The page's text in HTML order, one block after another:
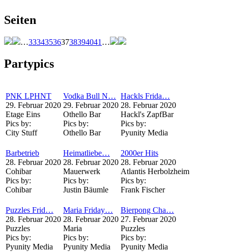
Seiten
…333435363738394041…
Partypics
PNK LPHNT
29. Februar 2020
Etage Eins
Pics by:
City Stuff
Vodka Bull N…
29. Februar 2020
Othello Bar
Pics by:
Othello Bar
Hackls Frida…
28. Februar 2020
Hackl's ZapfBar
Pics by:
Pyunity Media
Barbetrieb
28. Februar 2020
Cohibar
Pics by:
Cohibar
Heimatliebe…
28. Februar 2020
Mauerwerk
Pics by:
Justin Bäumle
2000er Hits
28. Februar 2020
Atlantis Herbolzheim
Pics by:
Frank Fischer
Puzzles Frid…
28. Februar 2020
Puzzles
Pics by:
Pyunity Media
Maria Friday…
28. Februar 2020
Maria
Pics by:
Pyunity Media
Bierpong Cha…
27. Februar 2020
Puzzles
Pics by:
Pyunity Media